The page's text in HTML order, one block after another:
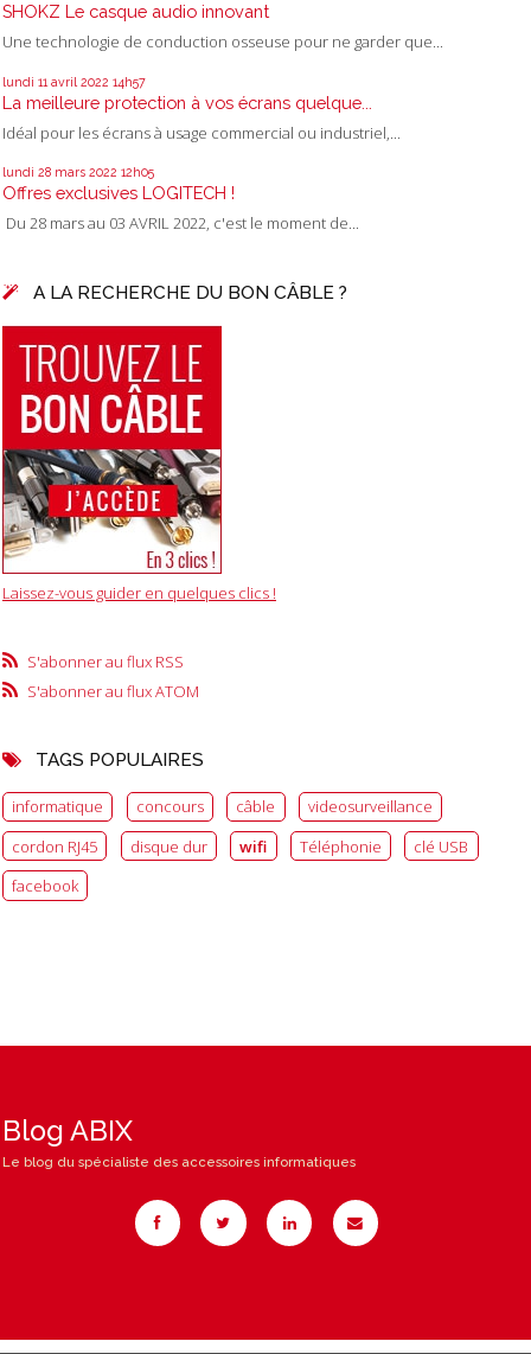
SHOKZ Le casque audio innovant
Une technologie de conduction osseuse pour ne garder que...
lundi 11 avril 2022 14h57
La meilleure protection à vos écrans quelque...
Idéal pour les écrans à usage commercial ou industriel,...
lundi 28 mars 2022 12h05
Offres exclusives LOGITECH !
Du 28 mars au 03 AVRIL 2022, c'est le moment de...
A LA RECHERCHE DU BON CÂBLE ?
Laissez-vous guider en quelques clics !
S'abonner au flux RSS
S'abonner au flux ATOM
TAGS POPULAIRES
informatique concours câble
videosurveillance
cordon RJ45
disque dur wifi Téléphonie
clé USB
facebook
Blog ABIX
Le blog du spécialiste des accessoires informatiques